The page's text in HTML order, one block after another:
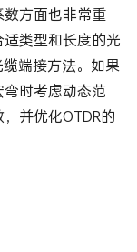
方面也非常重
类型和长度的光
端接方法。如果
时考虑动态范
并优化OTDR的